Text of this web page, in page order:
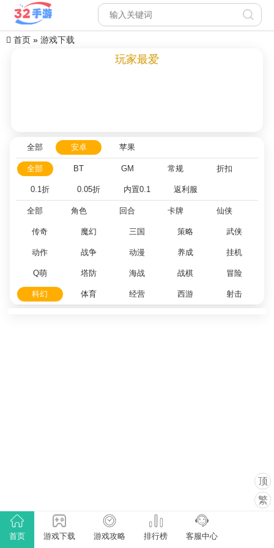
首页 » 游戏下载
玩家最爱
全部 安卓 苹果
全部 BT GM 常规 折扣
0.1折 0.05折 内置0.1 返利服
全部 角色 回合 卡牌 仙侠
传奇 魔幻 三国 策略 武侠
动作 战争 动漫 养成 挂机
Q萌 塔防 海战 战棋 冒险
科幻 体育 经营 西游 射击
首页 游戏下载 游戏攻略 排行榜 客服中心
顶
繁